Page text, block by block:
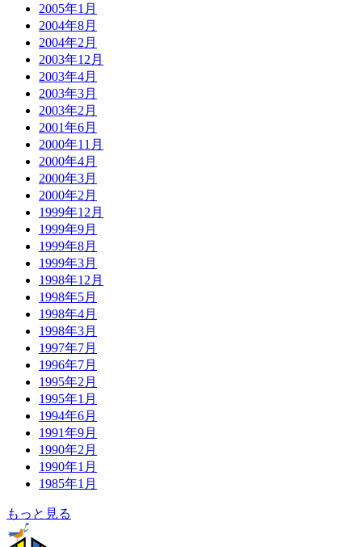
2005年1月
2004年8月
2004年2月
2003年12月
2003年4月
2003年3月
2003年2月
2001年6月
2000年11月
2000年4月
2000年3月
2000年2月
1999年12月
1999年9月
1999年8月
1999年3月
1998年12月
1998年5月
1998年4月
1998年3月
1997年7月
1996年7月
1995年2月
1995年1月
1994年6月
1991年9月
1990年2月
1990年1月
1985年1月
もっと見る